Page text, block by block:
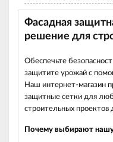
Фасадная
решение для
Обеспечьте
защитите урожай с
Наш интернет‑магазин
защитные сетки для
строительных проектов
Почему выбирают